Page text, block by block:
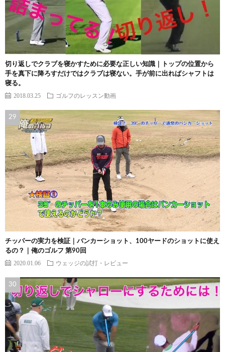
切り返しでクラブを寝かすために必要な正しい知識｜トップの位置から
手を真下に降ろすだけではクラブは寝ない。手が前に出ればシャフトは
寝る。
2018.03.25 ゴルフのレッスン動画
チッパーの実力を検証｜バンカーショット、100ヤードのショットに使え
るの？｜俺のゴルフ 第90回
2020.01.06 ウェッジの試打・レビュー